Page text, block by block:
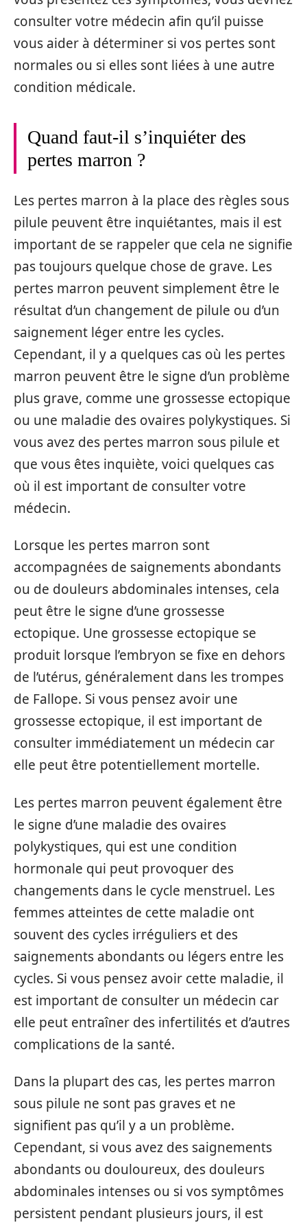
consulter votre médecin afin qu’il puisse
vous aider à déterminer si vos pertes sont
normales ou si elles sont liées à une autre
condition médicale.
Quand faut-il s’inquiéter des
pertes marron ?
Les pertes marron à la place des règles sous
pilule peuvent être inquiétantes, mais il est
important de se rappeler que cela ne signifie
pas toujours quelque chose de grave. Les
pertes marron peuvent simplement être le
résultat d’un changement de pilule ou d’un
saignement léger entre les cycles.
Cependant, il y a quelques cas où les pertes
marron peuvent être le signe d’un problème
plus grave, comme une grossesse ectopique
ou une maladie des ovaires polykystiques. Si
vous avez des pertes marron sous pilule et
que vous êtes inquiète, voici quelques cas
où il est important de consulter votre
médecin.
Lorsque les pertes marron sont
accompagnées de saignements abondants
ou de douleurs abdominales intenses, cela
peut être le signe d’une grossesse
ectopique. Une grossesse ectopique se
produit lorsque l’embryon se fixe en dehors
de l’utérus, généralement dans les trompes
de Fallope. Si vous pensez avoir une
grossesse ectopique, il est important de
consulter immédiatement un médecin car
elle peut être potentiellement mortelle.
Les pertes marron peuvent également être
le signe d’une maladie des ovaires
polykystiques, qui est une condition
hormonale qui peut provoquer des
changements dans le cycle menstruel. Les
femmes atteintes de cette maladie ont
souvent des cycles irréguliers et des
saignements abondants ou légers entre les
cycles. Si vous pensez avoir cette maladie, il
est important de consulter un médecin car
elle peut entraîner des infertilités et d’autres
complications de la santé.
Dans la plupart des cas, les pertes marron
sous pilule ne sont pas graves et ne
signifient pas qu’il y a un problème.
Cependant, si vous avez des saignements
abondants ou douloureux, des douleurs
abdominales intenses ou si vos symptômes
persistent pendant plusieurs jours, il est